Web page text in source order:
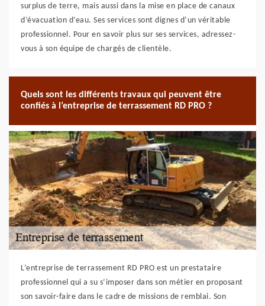
surplus de terre, mais aussi dans la mise en place de canaux
d’évacuation d’eau. Ses services sont dignes d’un véritable
professionnel. Pour en savoir plus sur ses services, adressez-
vous à son équipe de chargés de clientèle.
Quels sont les différents travaux qui peuvent être
confiés à l’entreprise de terrassement RD PRO ?
L’entreprise de terrassement RD PRO est un prestataire
professionnel qui a su s’imposer dans son métier en proposant
son savoir-faire dans le cadre de missions de remblai. Son